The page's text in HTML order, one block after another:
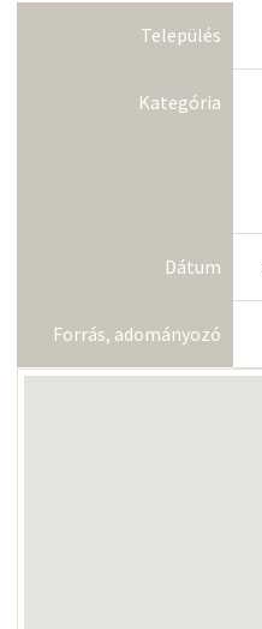
Település
Kategória
Dátum
Forrás, adományozó